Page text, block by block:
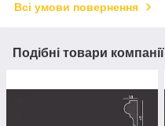
Всі умови повернення
Подібні товари компанії